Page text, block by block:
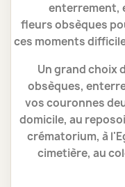
enterrement,
fleurs obsèques
ces moments
Un grand choix
obsèques,
vos couronnes
domicile, au
crématorium, à
cimetière, au